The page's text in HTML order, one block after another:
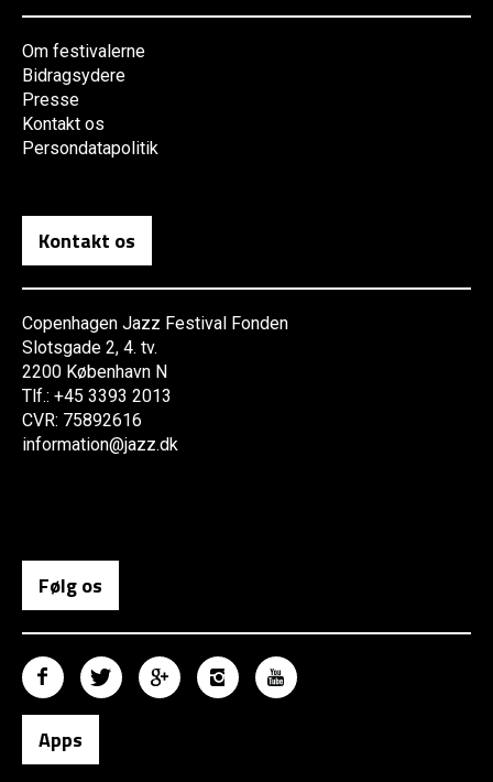
Om festivalerne
Bidragsydere
Presse
Kontakt os
Persondatapolitik
Kontakt os
Copenhagen Jazz Festival Fonden
Slotsgade 2, 4. tv.
2200 København N
Tlf.: +45 3393 2013
CVR: 75892616
information@jazz.dk
Følg os
Apps